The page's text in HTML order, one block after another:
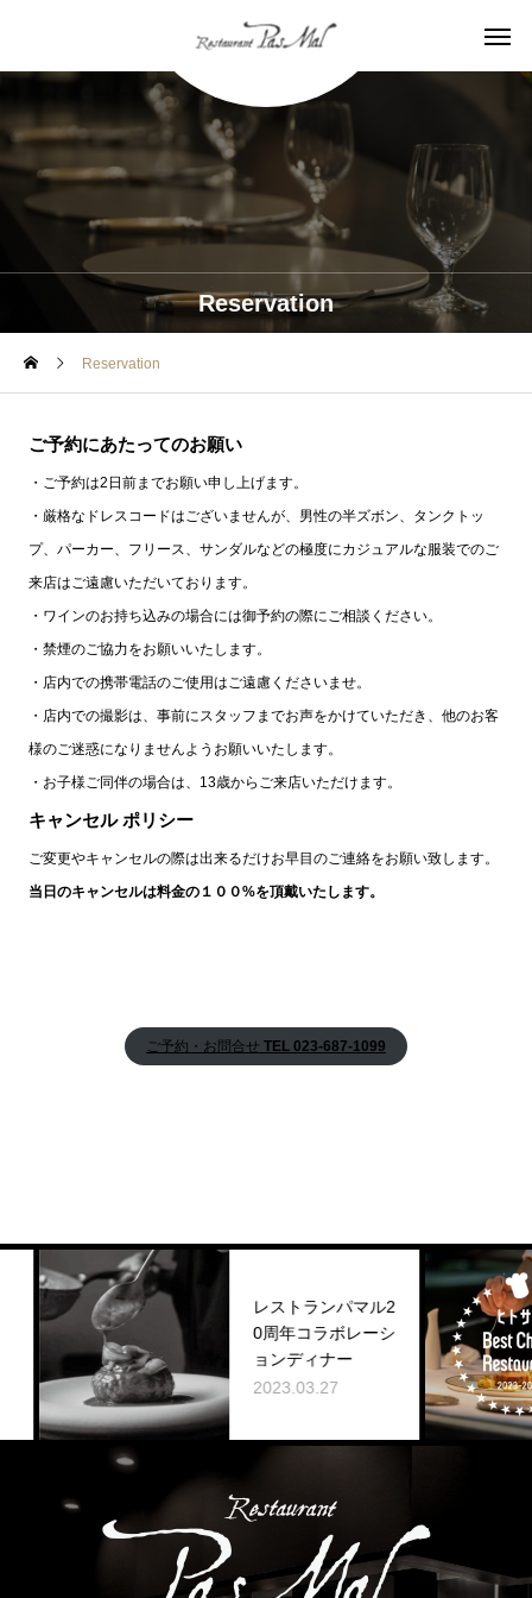
Reservation
Reservation
ご予約にあたってのお願い
・ご予約は2日前までお願い申し上げます。
・厳格なドレスコードはございませんが、男性の半ズボン、タンクトッ
プ、パーカー、フリース、サンダルなどの極度にカジュアルな服装でのご
来店はご遠慮いただいております。
・ワインのお持ち込みの場合には御予約の際にご相談ください。
・禁煙のご協力をお願いいたします。
・店内での携帯電話のご使用はご遠慮くださいませ。
・店内での撮影は、事前にスタッフまでお声をかけていただき、他のお客
様のご迷惑になりませんようお願いいたします。
・お子様ご同伴の場合は、13歳からご来店いただけます。
キャンセル ポリシー
ご変更やキャンセルの際は出来るだけお早目のご連絡をお願い致します。
当日のキャンセルは料金の１００%を頂戴いたします。
ご予約・お問合せ TEL 023-687-1099
レストランパマル2
0周年コラボレーシ
ョンディナー
2023.03.27